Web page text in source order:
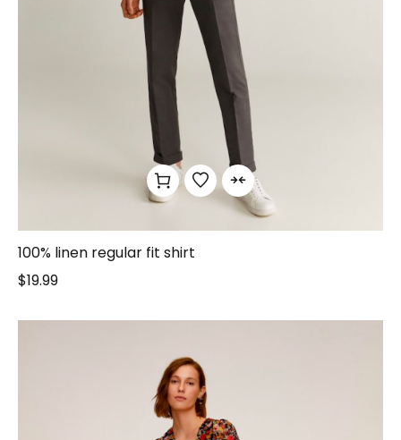
100% linen regular fit shirt
$19.99